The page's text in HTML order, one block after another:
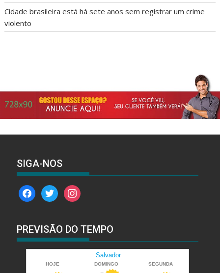
Cidade brasileira está há sete anos sem registrar um crime
violento
SIGA-NOS
facebooktwitterinstagram
PREVISÃO DO TEMPO